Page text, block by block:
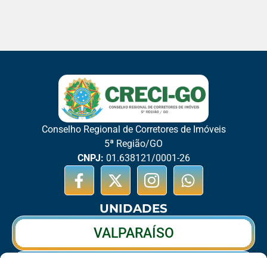
Conselho Regional de Corretores de Imóveis
5ª Região/GO
CNPJ: 01.638121/0001-26
UNIDADES
VALPARAÍSO